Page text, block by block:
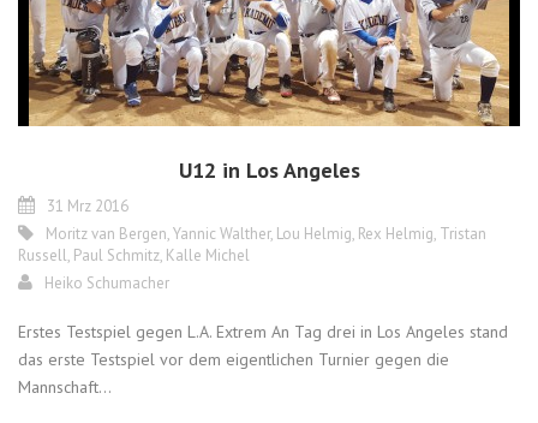
U12 in Los Angeles
31 Mrz 2016
Moritz van Bergen,Yannic Walther, Lou Helmig, Rex Helmig, Tristan
Russell, Paul Schmitz, Kalle Michel
Heiko Schumacher
Erstes Testspiel gegen L.A. Extrem An Tag drei in Los Angeles stand
das erste Testspiel vor dem eigentlichen Turnier gegen die
Mannschaft...